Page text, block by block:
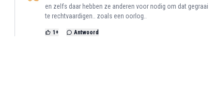
en zelfs daar hebben ze anderen voor nodig om dat gegraai
te rechtvaardigen.. zoals een oorlog..
1 + Antwoord